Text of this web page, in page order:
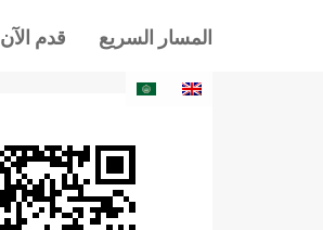
قدم الآن المسار السريع